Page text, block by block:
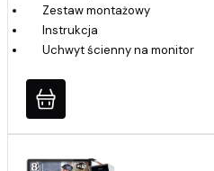
Zestaw montażowy
Instrukcja
Uchwyt ścienny na monitor